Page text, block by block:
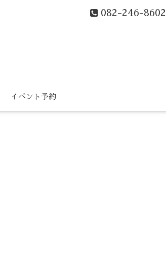
082-246-8602
イベント予約